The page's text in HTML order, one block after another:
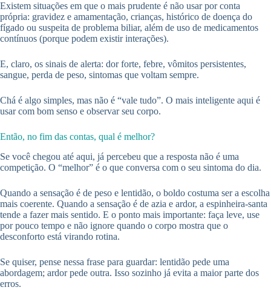
Existem situações em que o mais prudente é não usar por conta
própria: gravidez e amamentação, crianças, histórico de doença do
fígado ou suspeita de problema biliar, além de uso de medicamentos
contínuos (porque podem existir interações).
E, claro, os sinais de alerta: dor forte, febre, vômitos persistentes,
sangue, perda de peso, sintomas que voltam sempre.
Chá é algo simples, mas não é “vale tudo”. O mais inteligente aqui é
usar com bom senso e observar seu corpo.
Então, no fim das contas, qual é melhor?
Se você chegou até aqui, já percebeu que a resposta não é uma
competição. O “melhor” é o que conversa com o seu sintoma do dia.
Quando a sensação é de peso e lentidão, o boldo costuma ser a escolha
mais coerente. Quando a sensação é de azia e ardor, a espinheira-santa
tende a fazer mais sentido. E o ponto mais importante: faça leve, use
por pouco tempo e não ignore quando o corpo mostra que o
desconforto está virando rotina.
Se quiser, pense nessa frase para guardar: lentidão pede uma
abordagem; ardor pede outra. Isso sozinho já evita a maior parte dos
erros.